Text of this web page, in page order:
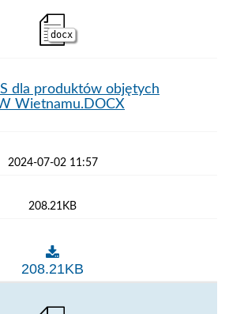
docx
dla produktów objętych
Wietnamu.DOCX
2024-07-02 11:57
208.21KB
dla produktów objętych
208.21KB